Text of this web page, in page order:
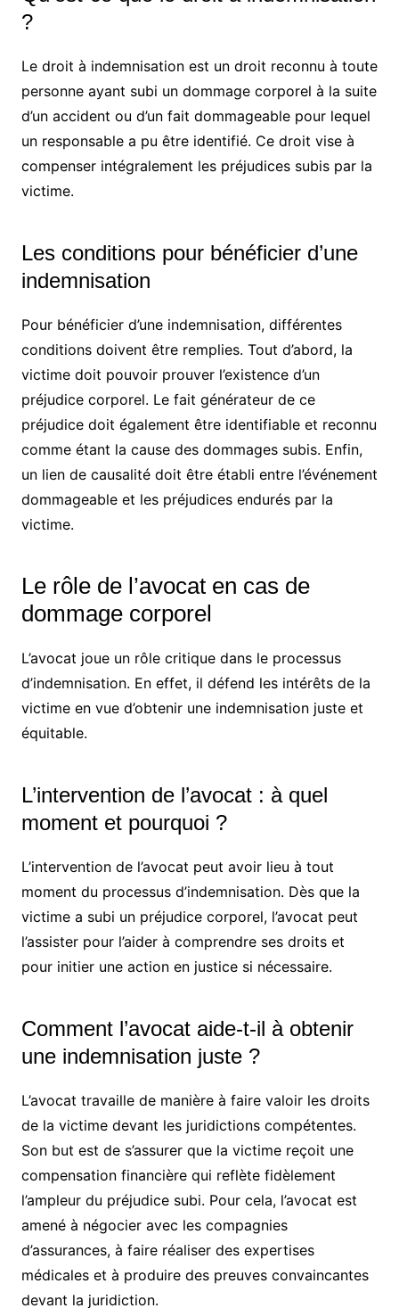
?
Le droit à indemnisation est un droit reconnu à toute
personne ayant subi un dommage corporel à la suite
d’un accident ou d’un fait dommageable pour lequel
un responsable a pu être identifié. Ce droit vise à
compenser intégralement les préjudices subis par la
victime.
Les conditions pour bénéficier d’une
indemnisation
Pour bénéficier d’une indemnisation, différentes
conditions doivent être remplies. Tout d’abord, la
victime doit pouvoir prouver l’existence d’un
préjudice corporel. Le fait générateur de ce
préjudice doit également être identifiable et reconnu
comme étant la cause des dommages subis. Enfin,
un lien de causalité doit être établi entre l’événement
dommageable et les préjudices endurés par la
victime.
Le rôle de l’avocat en cas de
dommage corporel
L’avocat joue un rôle critique dans le processus
d’indemnisation. En effet, il défend les intérêts de la
victime en vue d’obtenir une indemnisation juste et
équitable.
L’intervention de l’avocat : à quel
moment et pourquoi ?
L’intervention de l’avocat peut avoir lieu à tout
moment du processus d’indemnisation. Dès que la
victime a subi un préjudice corporel, l’avocat peut
l’assister pour l’aider à comprendre ses droits et
pour initier une action en justice si nécessaire.
Comment l’avocat aide-t-il à obtenir
une indemnisation juste ?
L’avocat travaille de manière à faire valoir les droits
de la victime devant les juridictions compétentes.
Son but est de s’assurer que la victime reçoit une
compensation financière qui reflète fidèlement
l’ampleur du préjudice subi. Pour cela, l’avocat est
amené à négocier avec les compagnies
d’assurances, à faire réaliser des expertises
médicales et à produire des preuves convaincantes
devant la juridiction.